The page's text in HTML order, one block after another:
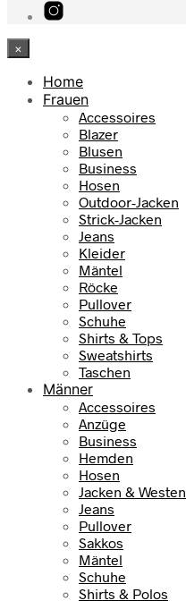
×
Home
Frauen
Accessoires
Blazer
Blusen
Business
Hosen
Outdoor-Jacken
Strick-Jacken
Jeans
Kleider
Mäntel
Röcke
Pullover
Schuhe
Shirts & Tops
Sweatshirts
Taschen
Männer
Accessoires
Anzüge
Business
Hemden
Hosen
Jacken & Westen
Jeans
Pullover
Sakkos
Mäntel
Schuhe
Shirts & Polos